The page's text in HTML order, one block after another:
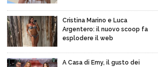
Cristina Marino e Luca
Argentero: il nuovo scoop fa
esplodere il web
A Casa di Emy, il gusto dei